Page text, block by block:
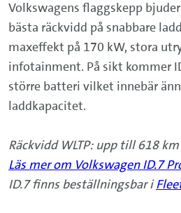
Volkswagens flaggskepp
bästa räckvidd på snabbare
maxeffekt på 170 kW, stora
infotainment. På sikt kommer
större batteri vilket innebär
laddkapacitet.
Räckvidd WLTP: upp till 618 km
Läs mer om Volkswagen ID.7
ID.7 finns beställningsbar i